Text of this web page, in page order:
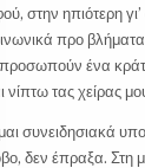
στην ηπιότερη
προ
ένα
νίπτω τας χείρας
συνειδησιακά
δεν έπραξα. Στη